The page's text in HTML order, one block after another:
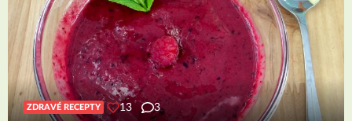
ZDRAVÉ RECEPTY 13 3